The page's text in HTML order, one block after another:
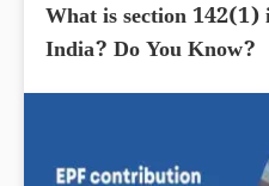
What is section 142(1)
India? Do You Know?